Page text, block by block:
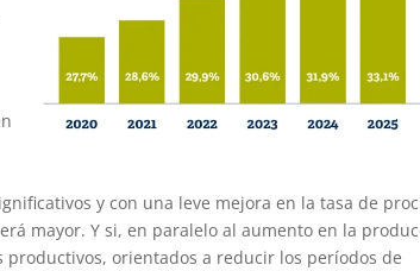
y con una leve mejora en la tasa de
mayor. Y si, en paralelo al aumento en la
orientados a reducir los períodos de